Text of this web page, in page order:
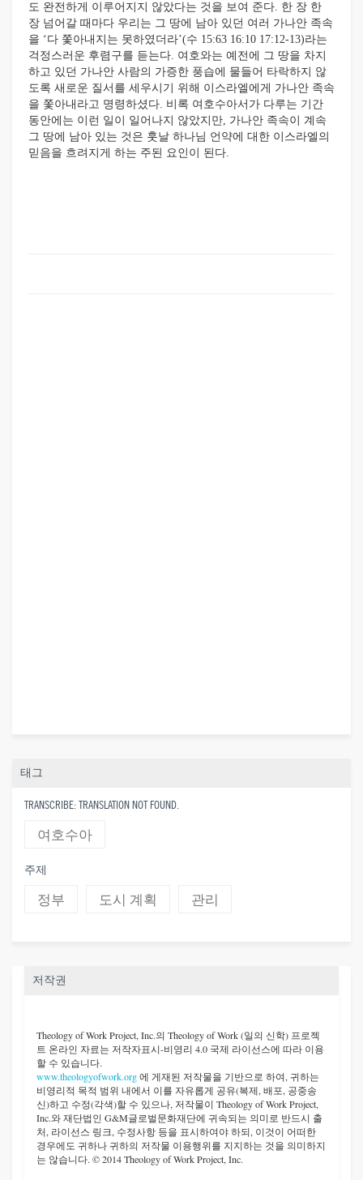
도 완전하게 이루어지지 않았다는 것을 보여 준다. 한 장 한
장 넘어갈 때마다 우리는 그 땅에 남아 있던 여러 가나안 족속
을 ‘다 쫓아내지는 못하였더라’(수 15:63 16:10 17:12-13)라는
걱정스러운 후렴구를 듣는다. 여호와는 예전에 그 땅을 차지
하고 있던 가나안 사람의 가증한 풍습에 물들어 타락하지 않
도록 새로운 질서를 세우시기 위해 이스라엘에게 가나안 족속
을 쫓아내라고 명령하셨다. 비록 여호수아서가 다루는 기간
동안에는 이런 일이 일어나지 않았지만, 가나안 족속이 계속
그 땅에 남아 있는 것은 훗날 하나님 언약에 대한 이스라엘의
믿음을 흐려지게 하는 주된 요인이 된다.
태그
TRANSCRIBE: TRANSLATION NOT FOUND.
여호수아
주제
정부 도시 계획 관리
저작권
Theology of Work Project, Inc.의 Theology of Work (일의 신학) 프로젝
트 온라인 자료는 저작자표시-비영리 4.0 국제 라이선스에 따라 이용
할 수 있습니다.
www.theologyofwork.org에 게재된 저작물을 기반으로 하여, 귀하는
비영리적 목적 범위 내에서 이를 자유롭게 공유(복제, 배포, 공중송
신)하고 수정(각색)할 수 있으나, 저작물이 Theology of Work Project,
Inc.와 재단법인 G&M글로벌문화재단에 귀속되는 의미로 반드시 출
처, 라이선스 링크, 수정사항 등을 표시하여야 하되, 이것이 어떠한
경우에도 귀하나 귀하의 저작물 이용행위를 지지하는 것을 의미하지
는 않습니다. © 2014 Theology of Work Project, Inc.